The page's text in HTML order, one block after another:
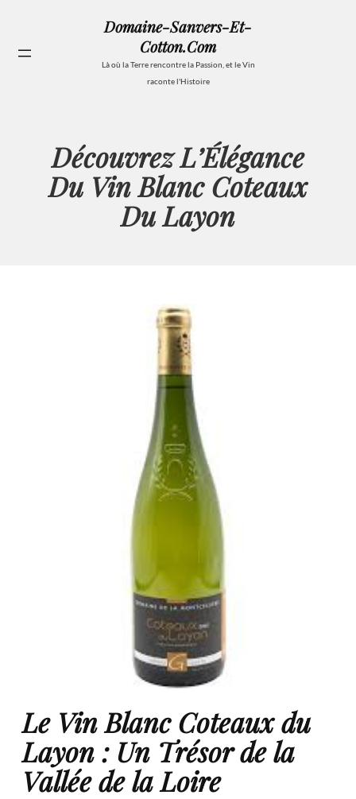
contenu
Domaine-Sanvers-Et-
Cotton.com
Là où la Terre rencontre la Passion, et le Vin
raconte l'Histoire
Découvrez L’Élégance
Du Vin Blanc Coteaux
Du Layon
Le Vin Blanc Coteaux du
Layon : Un Trésor de la
Vallée de la Loire